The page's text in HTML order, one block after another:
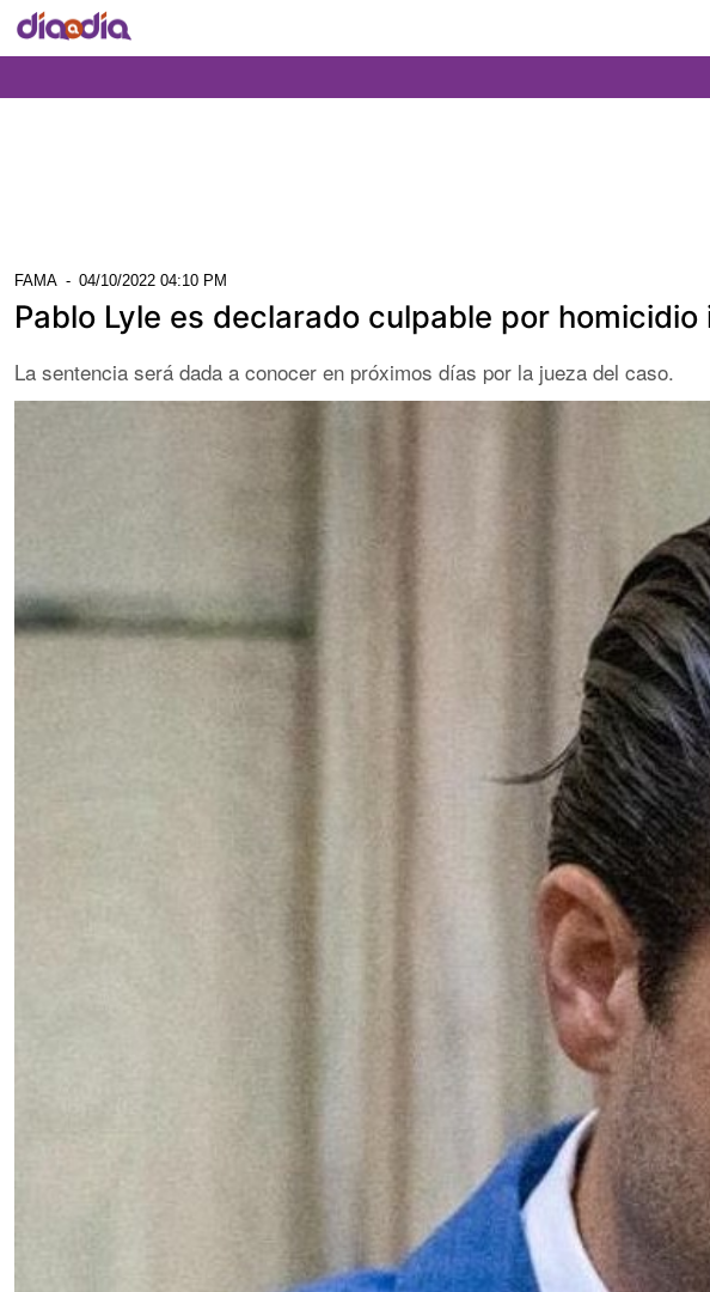
FAMA - 04/10/2022 04:10 PM
Pablo Lyle es declarado culpable por
La sentencia será dada a conocer en próximos días por la jueza del caso.